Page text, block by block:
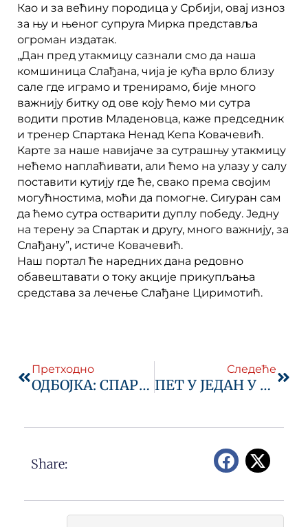
Као и за већину породица у Србији, овај изноз
за њу и њеног cyпpyra Мирка представља
огроман издатак.
„Дан пред утакмицу сазнали смо да наша
комшиница Слађана, чија је кyћa врло близу
сале где играмо и тренирамо, бије много
важнију битку од ове коју ћемo ми сутра
водити против Младеновца, каже председник
и тренер Спартака Ненад Keпa Ковачевић.
Карте за наше навијаче за сутрашњу утакмицу
нећемо наплаћивати, али ћемо на улазу у салу
поставити кутију rде ће, свако према својим
могућностима, моћи да помогне. Сиryран сам
да ћемo сутра остварити дуплу победу. Једну
на терену эа Спартак и дpyry, много важнију, за
Слађану”, истиче Ковачевић.
Наш портал ће наредних дана редовно
обавештавати о току акције прикупљања
средстава за лечење Слађане Циримотић.
Претходно
ОДБОЈКА: СПАРТАК ЗОВЕ НА ФИНАЛЕ КУПА
Следеће
ПЕТ У ЈЕДАН У „ЕЛЕКТРОДЕСКУ“
Share: